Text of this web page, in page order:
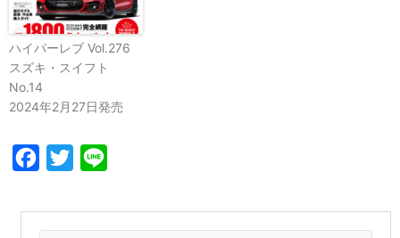
ハイパーレブ Vol.276
スズキ・スイフト
No.14
2024年2月27日発売
Facebook
Twitter